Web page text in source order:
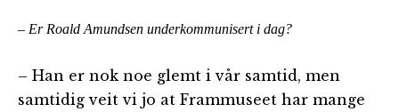
– Er Roald Amundsen underkommunisert i dag?
– Han er nok noe glemt i vår samtid, men
samtidig veit vi jo at Frammuseet har mange